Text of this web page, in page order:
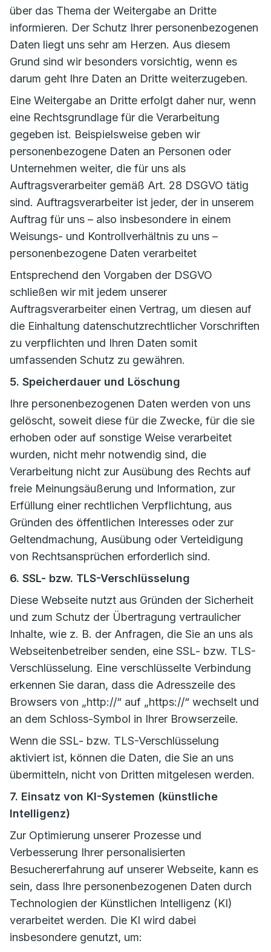
über das Thema der Weitergabe an Dritte
informieren. Der Schutz Ihrer personenbezogenen
Daten liegt uns sehr am Herzen. Aus diesem
Grund sind wir besonders vorsichtig, wenn es
darum geht Ihre Daten an Dritte weiterzugeben.
Eine Weitergabe an Dritte erfolgt daher nur, wenn
eine Rechtsgrundlage für die Verarbeitung
gegeben ist. Beispielsweise geben wir
personenbezogene Daten an Personen oder
Unternehmen weiter, die für uns als
Auftragsverarbeiter gemäß Art. 28 DSGVO tätig
sind. Auftragsverarbeiter ist jeder, der in unserem
Auftrag für uns – also insbesondere in einem
Weisungs- und Kontrollverhältnis zu uns –
personenbezogene Daten verarbeitet
Entsprechend den Vorgaben der DSGVO
schließen wir mit jedem unserer
Auftragsverarbeiter einen Vertrag, um diesen auf
die Einhaltung datenschutzrechtlicher Vorschriften
zu verpflichten und Ihren Daten somit
umfassenden Schutz zu gewähren.
5. Speicherdauer und Löschung
Ihre personenbezogenen Daten werden von uns
gelöscht, soweit diese für die Zwecke, für die sie
erhoben oder auf sonstige Weise verarbeitet
wurden, nicht mehr notwendig sind, die
Verarbeitung nicht zur Ausübung des Rechts auf
freie Meinungsäußerung und Information, zur
Erfüllung einer rechtlichen Verpflichtung, aus
Gründen des öffentlichen Interesses oder zur
Geltendmachung, Ausübung oder Verteidigung
von Rechtsansprüchen erforderlich sind.
6. SSL- bzw. TLS-Verschlüsselung
Diese Webseite nutzt aus Gründen der Sicherheit
und zum Schutz der Übertragung vertraulicher
Inhalte, wie z. B. der Anfragen, die Sie an uns als
Webseitenbetreiber senden, eine SSL- bzw. TLS-
Verschlüsselung. Eine verschlüsselte Verbindung
erkennen Sie daran, dass die Adresszeile des
Browsers von „http://“ auf „https://“ wechselt und
an dem Schloss-Symbol in Ihrer Browserzeile.
Wenn die SSL- bzw. TLS-Verschlüsselung
aktiviert ist, können die Daten, die Sie an uns
übermitteln, nicht von Dritten mitgelesen werden.
7. Einsatz von KI-Systemen (künstliche
Intelligenz)
Zur Optimierung unserer Prozesse und
Verbesserung Ihrer personalisierten
Besuchererfahrung auf unserer Webseite, kann es
sein, dass Ihre personenbezogenen Daten durch
Technologien der Künstlichen Intelligenz (KI)
verarbeitet werden. Die KI wird dabei
insbesondere genutzt, um: